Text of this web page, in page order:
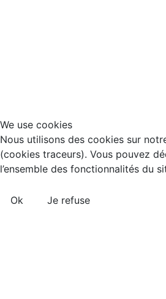
We use cookies
Nous utilisons des cookies sur
(cookies traceurs). Vous pouvez
l’ensemble des fonctionnalités du
Ok Je refuse